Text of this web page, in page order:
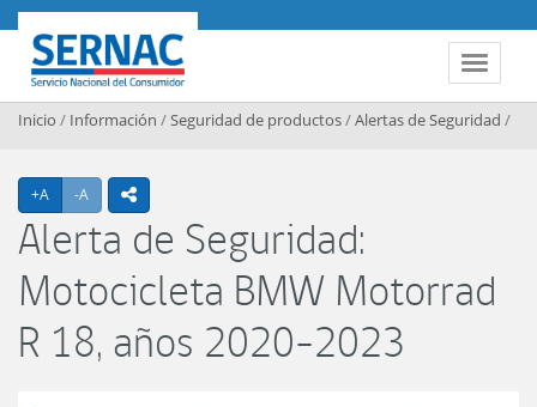
Contenido principal
Toggle
SERNAC
Inicio / Información /Seguridad de productos/Alertas de Seguridad /
+A Agrandar texto
-A Achicar textoicono compartir
Alerta de Seguridad:
Motocicleta BMW Motorrad
R 18, años 2020-2023